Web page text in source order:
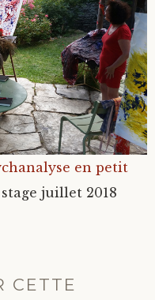
en petit
juillet 2018
CETTE